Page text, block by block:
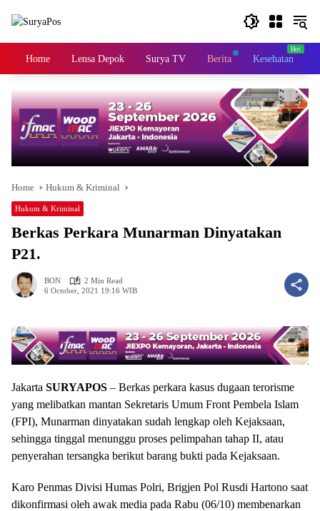
Home Lensa Depok Surya TV Berita Kesehatan
Home Hukum & Kriminal
Hukum & Kriminal
Berkas Perkara Munarman Dinyatakan
P21.
BON
2 Min Read
6 October, 2021 19:16 WIB
Jakarta SURYAPOS – Berkas perkara kasus dugaan terorisme
yang melibatkan mantan Sekretaris Umum Front Pembela Islam
(FPI), Munarman dinyatakan sudah lengkap oleh Kejaksaan,
sehingga tinggal menunggu proses pelimpahan tahap II, atau
penyerahan tersangka berikut barang bukti pada Kejaksaan.
Karo Penmas Divisi Humas Polri, Brigjen Pol Rusdi Hartono saat
dikonfirmasi oleh awak media pada Rabu (06/10) membenarkan